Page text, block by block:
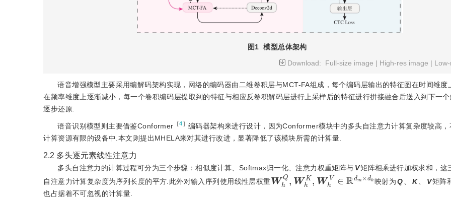
图1 模型总体架构
Download:
Full-size image | High-res image |
语音增强模型主要采用编解码架构实现，网络的编码器由二维卷积层与MCT-FA组成，每个编码层输出的特征图在时间维度
在频率维度上逐渐减小，每一个卷积编码层提取到的特征与相应反卷积解码层进行上采样后的特征进行拼接融合后送入到下一
逐步还原.
语音识别模型则主要借鉴Conformer ［4］ 编码器架构来进行设计，因为Conformer模块中的多头自注意力计算复杂度较高
计算资源有限的设备中.本文则提出MHELA来对其进行改进，显著降低了该模块所需的计算量.
2.2 多头逐元素线性注意力
多头自注意力的计算过程可分为三个步骤：相似度计算、Softmax归一化、注意力权重矩阵与 V矩阵相乘进行加权求和，这
自注意力计算复杂度为序列长度的平方.此外对输入序列使用线性层权重
WhQ ,WhK,Wh ∈R dm dk
映射为Q K V矩阵
也占据着不可忽视的计算量.